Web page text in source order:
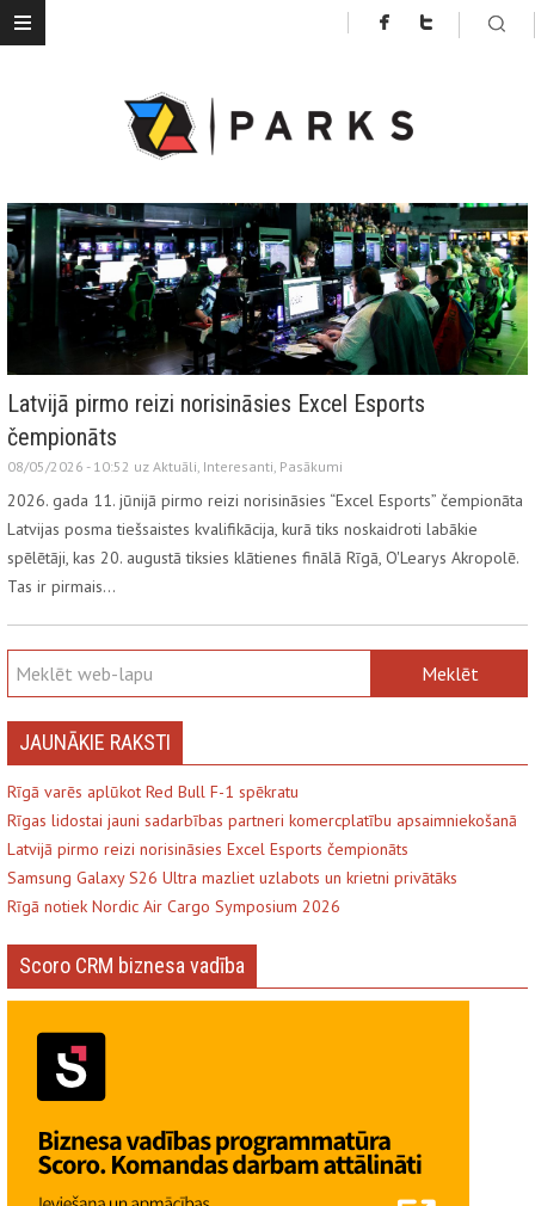
Latvijā pirmo reizi norisināsies Excel Esports
čempionāts
08/05/2026 - 10:52 uz Aktuāli, Interesanti, Pasākumi
2026. gada 11. jūnijā pirmo reizi norisināsies “Excel Esports” čempionāta
Latvijas posma tiešsaistes kvalifikācija, kurā tiks noskaidroti labākie
spēlētāji, kas 20. augustā tiksies klātienes finālā Rīgā, O'Learys Akropolē.
Tas ir pirmais…
JAUNĀKIE RAKSTI
Rīgā varēs aplūkot Red Bull F-1 spēkratu
Rīgas lidostai jauni sadarbības partneri komercplatību apsaimniekošanā
Latvijā pirmo reizi norisināsies Excel Esports čempionāts
Samsung Galaxy S26 Ultra mazliet uzlabots un krietni privātāks
Rīgā notiek Nordic Air Cargo Symposium 2026
Scoro CRM biznesa vadība